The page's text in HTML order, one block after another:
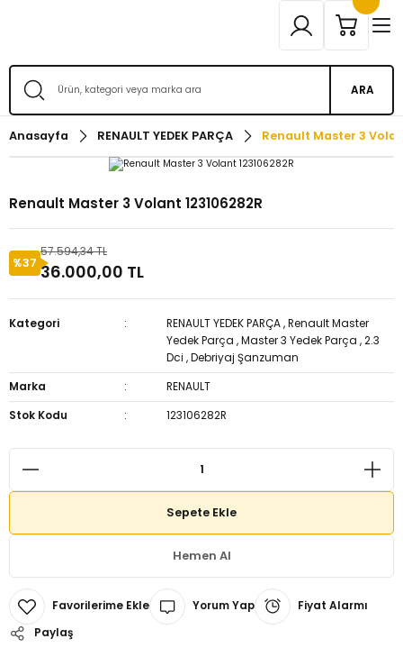
ARA
Anasayfa RENAULT YEDEK PARÇA Renault Master 3
Renault Master 3 Volant 123106282R
%37
57.594,34 TL
36.000,00 TL
Kategori RENAULT YEDEK PARÇA ,Renault Master
Yedek Parça ,Master 3 Yedek Parça ,2.3
Dci ,Debriyaj Şanzuman
Marka
RENAULT
Stok Kodu
123106282R
Sepete Ekle
Hemen Al
Yorum Yap
Fiyat Alarmı
Paylaş